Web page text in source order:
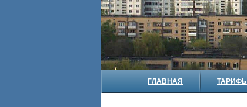
ГЛАВНАЯ ТАРИФЫ